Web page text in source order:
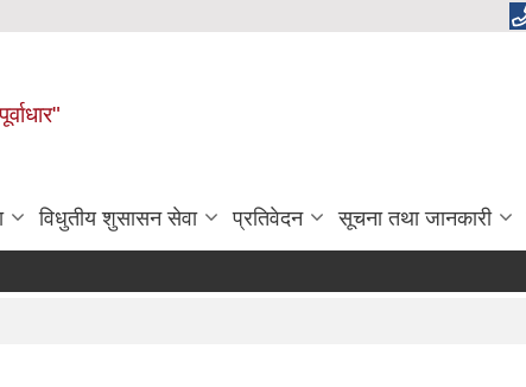
विधुतीय शुसासन सेवा प्रतिवेदन सूचना तथा जानकारी